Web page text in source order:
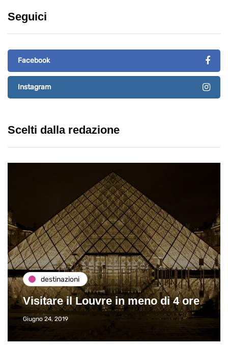
Seguici
Facebook
Instagram
Scelti dalla redazione
destinazioni
Paros e la Grecia di Immaturi il
Viaggio
Giugno 26, 2013